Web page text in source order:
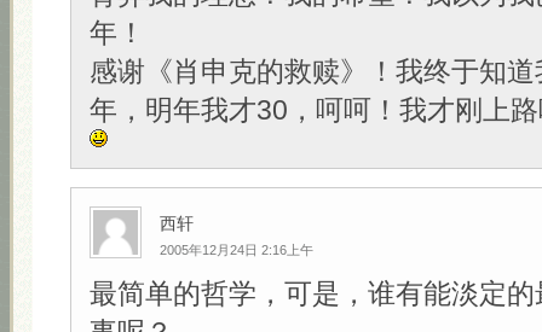
年！
感谢《肖申克的救赎》！我终于知
年，明年我才30，呵呵！我才刚上
西轩
2005年12月24日 2:16上午
最简单的哲学，可是，谁有能淡定